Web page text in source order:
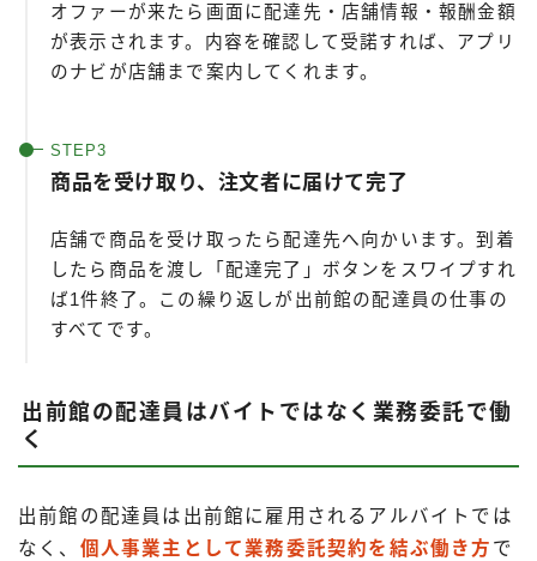
オファーが来たら画面に配達先・店舗情報・報酬金額
が表示されます。内容を確認して受諾すれば、アプリ
のナビが店舗まで案内してくれます。
商品を受け取り、注文者に届けて完了
店舗で商品を受け取ったら配達先へ向かいます。到着
したら商品を渡し「配達完了」ボタンをスワイプすれ
ば1件終了。この繰り返しが出前館の配達員の仕事の
すべてです。
出前館の配達員はバイトではなく業務委託で働
く
出前館の配達員は出前館に雇用されるアルバイトでは
なく、 個人事業主として業務委託契約を結ぶ働き方 で